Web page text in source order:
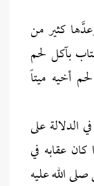
كثير من
بآكل لحم
أخيه ميتاً
الدلالة على
عقابه في
الله عليه